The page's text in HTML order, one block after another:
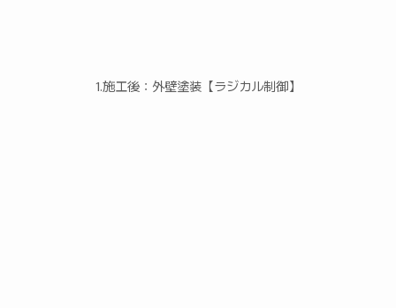
1.施工後：外壁塗装【ラジカル制御】